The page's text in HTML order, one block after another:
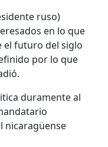
ruso)
en lo que
el futuro del siglo
por lo que
duramente al
nicaragüense